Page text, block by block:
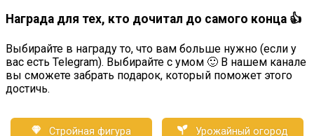
Награда для тех, кто дочитал до самого конца 👍
Выбирайте в награду то, что вам больше нужно (если у
вас есть Telegram). Выбирайте с умом 🙂 В нашем канале
вы сможете забрать подарок, который поможет этого
достичь.
Стройная фигура Урожайный огород